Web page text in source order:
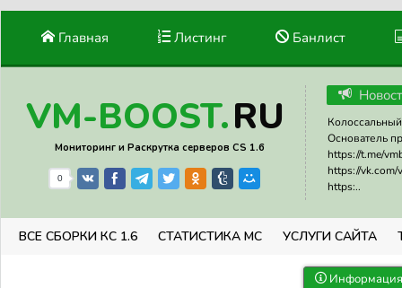
Главная Листинг Банлист
VM-BOOST.RU
Мониторинг и Раскрутка серверов CS 1.6
0
Основатель
https://t.me/
https://vk.com/
https:..
ВСЕ СБОРКИ КС 1.6 СТАТИСТИКА МС УСЛУГИ САЙТА